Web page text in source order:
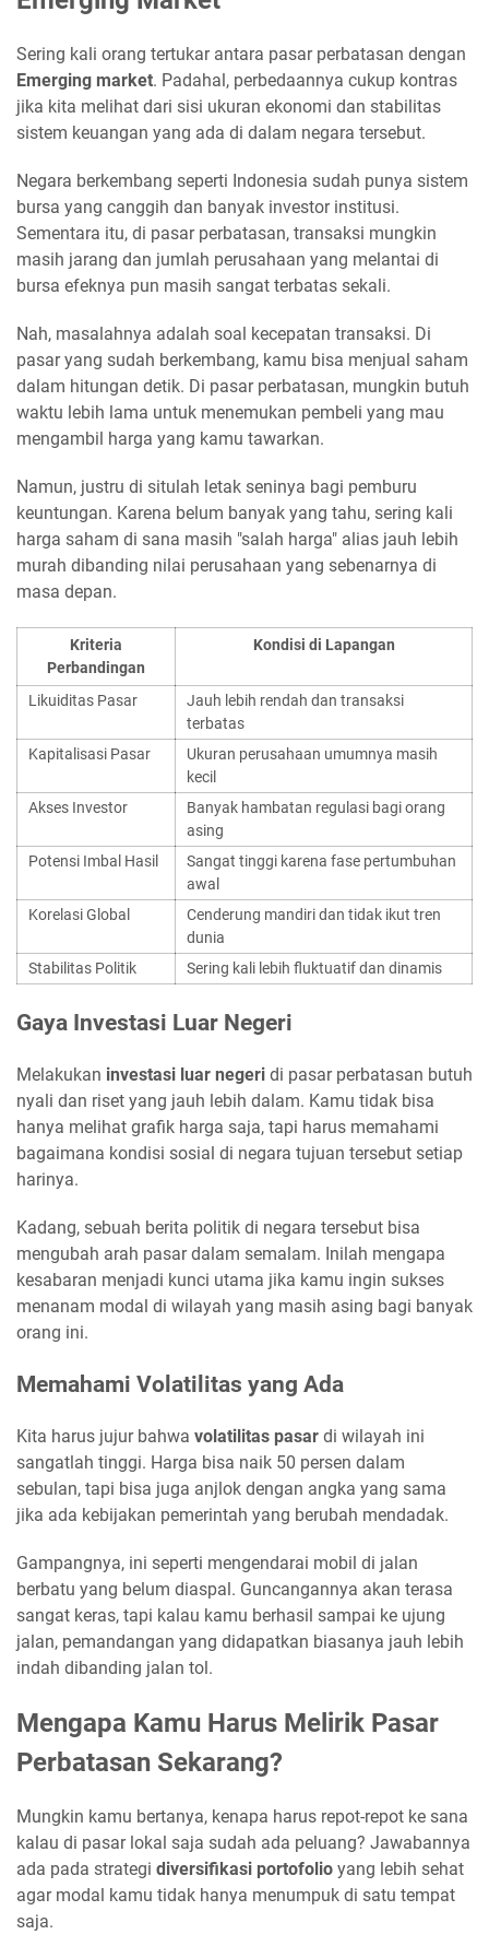
Sering kali orang tertukar antara pasar perbatasan dengan
Emerging market. Padahal, perbedaannya cukup kontras
jika kita melihat dari sisi ukuran ekonomi dan stabilitas
sistem keuangan yang ada di dalam negara tersebut.
Negara berkembang seperti Indonesia sudah punya sistem
bursa yang canggih dan banyak investor institusi.
Sementara itu, di pasar perbatasan, transaksi mungkin
masih jarang dan jumlah perusahaan yang melantai di
bursa efeknya pun masih sangat terbatas sekali.
Nah, masalahnya adalah soal kecepatan transaksi. Di
pasar yang sudah berkembang, kamu bisa menjual saham
dalam hitungan detik. Di pasar perbatasan, mungkin butuh
waktu lebih lama untuk menemukan pembeli yang mau
mengambil harga yang kamu tawarkan.
Namun, justru di situlah letak seninya bagi pemburu
keuntungan. Karena belum banyak yang tahu, sering kali
harga saham di sana masih "salah harga" alias jauh lebih
murah dibanding nilai perusahaan yang sebenarnya di
masa depan.
Kriteria
Perbandingan
Kondisi di Lapangan
Likuiditas Pasar
Jauh lebih rendah dan transaksi
terbatas
Kapitalisasi Pasar
Ukuran perusahaan umumnya masih
kecil
Akses Investor
Banyak hambatan regulasi bagi orang
asing
Potensi Imbal Hasil
Sangat tinggi karena fase pertumbuhan
awal
Korelasi Global
Cenderung mandiri dan tidak ikut tren
dunia
Stabilitas Politik
Sering kali lebih fluktuatif dan dinamis
Gaya Investasi Luar Negeri
Melakukan investasi luar negeri di pasar perbatasan butuh
nyali dan riset yang jauh lebih dalam. Kamu tidak bisa
hanya melihat grafik harga saja, tapi harus memahami
bagaimana kondisi sosial di negara tujuan tersebut setiap
harinya.
Kadang, sebuah berita politik di negara tersebut bisa
mengubah arah pasar dalam semalam. Inilah mengapa
kesabaran menjadi kunci utama jika kamu ingin sukses
menanam modal di wilayah yang masih asing bagi banyak
orang ini.
Memahami Volatilitas yang Ada
Kita harus jujur bahwa volatilitas pasar di wilayah ini
sangatlah tinggi. Harga bisa naik 50 persen dalam
sebulan, tapi bisa juga anjlok dengan angka yang sama
jika ada kebijakan pemerintah yang berubah mendadak.
Gampangnya, ini seperti mengendarai mobil di jalan
berbatu yang belum diaspal. Guncangannya akan terasa
sangat keras, tapi kalau kamu berhasil sampai ke ujung
jalan, pemandangan yang didapatkan biasanya jauh lebih
indah dibanding jalan tol.
Mengapa Kamu Harus Melirik Pasar
Perbatasan Sekarang?
Mungkin kamu bertanya, kenapa harus repot-repot ke sana
kalau di pasar lokal saja sudah ada peluang? Jawabannya
ada pada strategi diversifikasi portofolio yang lebih sehat
agar modal kamu tidak hanya menumpuk di satu tempat
saja.